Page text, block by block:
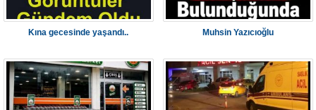
Kına gecesinde yaşandı.. Muhsin Yazıcıoğlu